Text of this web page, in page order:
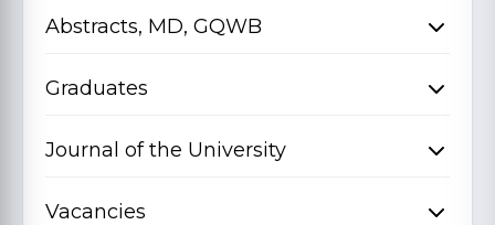
Abstracts, MD, GQWB
Graduates
Journal of the University
Vacancies